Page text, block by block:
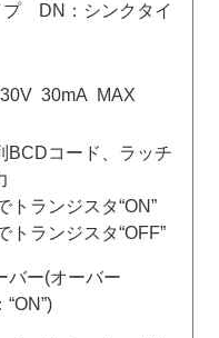
プ DN：シンクタイ
30mA MAX
BCDコード、ラッチ
トランジスタ“ON”
トランジスタ“OFF”
バー(オーバー
“ON”)